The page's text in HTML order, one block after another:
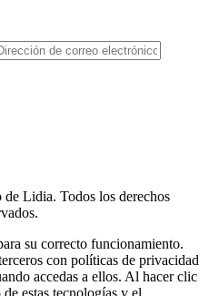
Lidia. Todos los derechos
su correcto funcionamiento.
con políticas de privacidad
accedas a ellos. Al hacer clic
estas tecnologías y el